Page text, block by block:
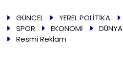
GÜNCEL YEREL POLİTİKA
SPOR
EKONOMİ DÜNYA
Resmi Reklam